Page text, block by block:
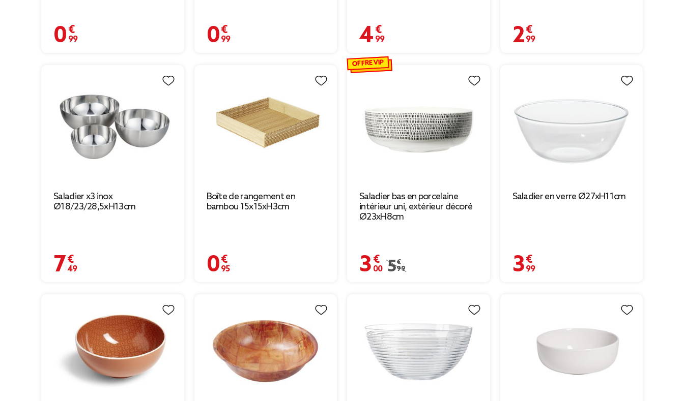
0,99 € 0,99 € 4,99 € 2,99 €
Saladier x3 inox
Ø18/23/28,5xH13cm
7,49 €
Boîte de rangement en
bambou 15x15xH3cm
0,95 €
Saladier bas en porcelaine
intérieur uni, extérieur décoré
Ø23xH8cm
3,00 €
Prix remisé de 5,99 € à 3,00 €
5,99 €
OFFRE VIP
Saladier en verre Ø27xH11cm
3,99 €